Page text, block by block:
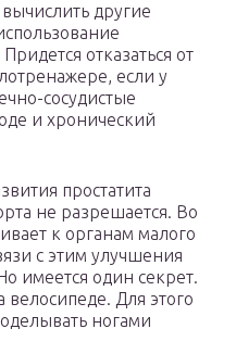
другие
отказаться от
если у
сосудистые
и хронический
простатита
не разрешается. Во
к органам малого
с этим улучшения
имеется один секрет.
Для этого
ногами